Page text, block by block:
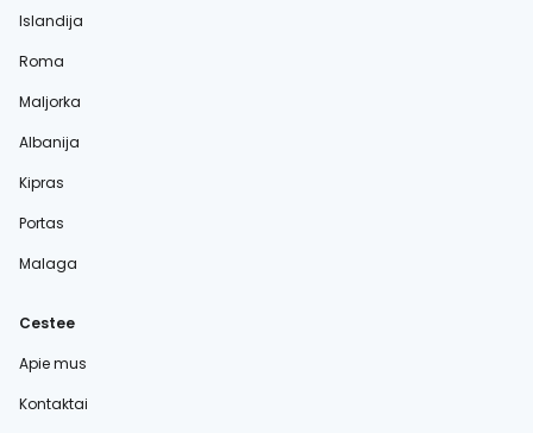
Islandija
Roma
Maljorka
Albanija
Kipras
Portas
Malaga
Cestee
Apie mus
Kontaktai